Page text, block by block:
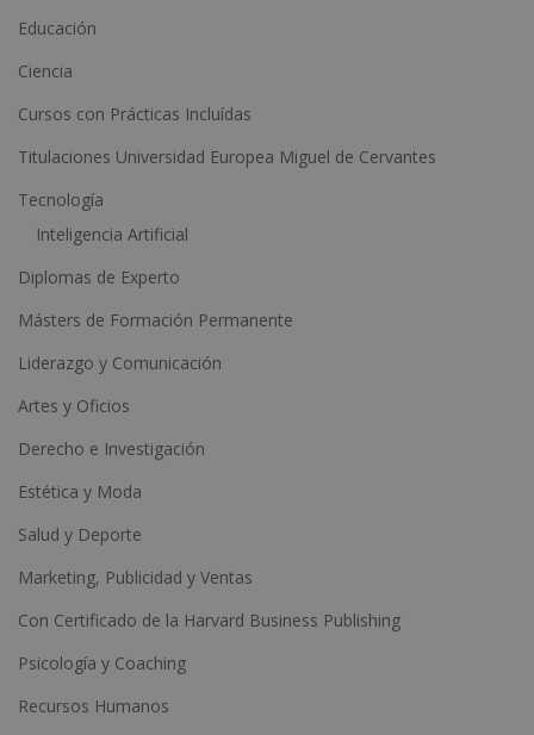
i
v
e
Educación
Ciencia
Cursos con Prácticas Incluídas
Titulaciones Universidad Europea Miguel de Cervantes
Tecnología
Inteligencia Artificial
Diplomas de Experto
Másters de Formación Permanente
Liderazgo y Comunicación
Artes y Oficios
Derecho e Investigación
Estética y Moda
Salud y Deporte
Marketing, Publicidad y Ventas
Con Certificado de la Harvard Business Publishing
Psicología y Coaching
Recursos Humanos